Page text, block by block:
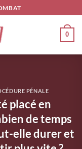
0
PÉNALE
placé en
de temps
elle durer et